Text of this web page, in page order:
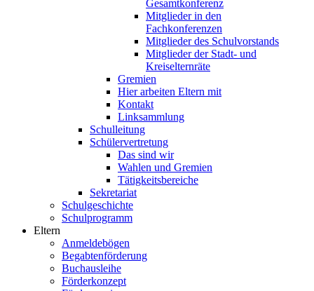
Gesamtkonferenz
Mitglieder in den
Fachkonferenzen
Mitglieder des Schulvorstands
Mitglieder der Stadt- und
Kreiselternräte
Gremien
Hier arbeiten Eltern mit
Kontakt
Linksammlung
Schulleitung
Schülervertretung
Das sind wir
Wahlen und Gremien
Tätigkeitsbereiche
Sekretariat
Schulgeschichte
Schulprogramm
Eltern
Anmeldebögen
Begabtenförderung
Buchausleihe
Förderkonzept